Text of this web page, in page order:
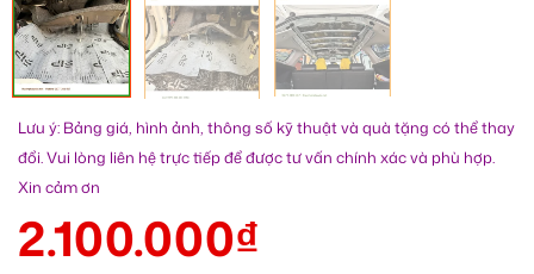
Lưu ý: Bảng giá, hình ảnh, thông số kỹ thuật và quà tặng có thể thay
đổi. Vui lòng liên hệ trực tiếp để được tư vấn chính xác và phù hợp.
Xin cảm ơn
2.100.000₫